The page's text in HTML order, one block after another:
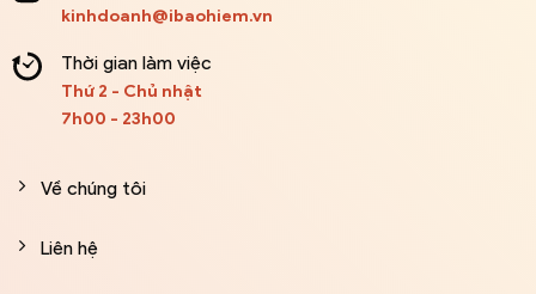
kinhdoanh@ibaohiem.vn
Thời gian làm việc
Thứ 2 - Chủ nhật
7h00 - 23h00
Về chúng tôi
Liên hệ